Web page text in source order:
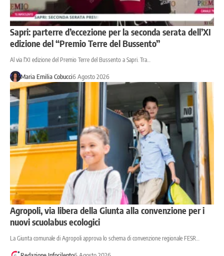
Sapri: parterre d’eccezione per la seconda serata dell’XI
edizione del “Premio Terre del Bussento”
Al via l'XI edizione del Premio Terre del Bussento a Sapri. Tra…
Maria Emilia Cobucci6 Agosto 2026
Agropoli, via libera della Giunta alla convenzione per i
nuovi scuolabus ecologici
La Giunta comunale di Agropoli approva lo schema di convenzione regionale FESR…